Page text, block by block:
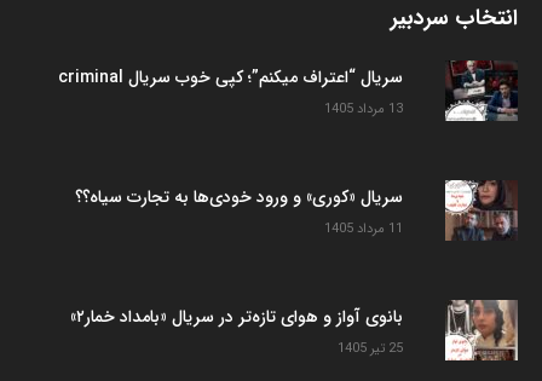
انتخاب سردبیر
سریال “اعتراف میکنم”؛ کپی خوب سریال criminal
13 مرداد 1405
سریال «کوری» و ورود خودی‌ها به تجارت سیاه؟؟
11 مرداد 1405
بانوی آواز و هوای تازه‌تر در سریال «بامداد خمار۲»
25 تیر 1405